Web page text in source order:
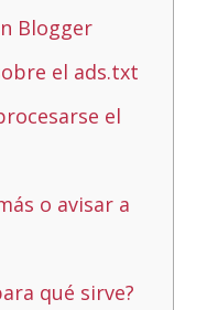
Blogger
el ads.txt
el
o avisar a
qué sirve?